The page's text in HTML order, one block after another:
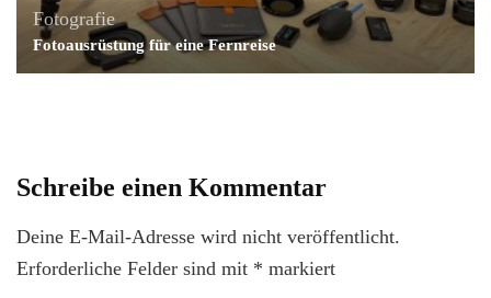
Fotografie
Fotoausrüstung für eine Fernreise
Schreibe einen Kommentar
Deine E-Mail-Adresse wird nicht veröffentlicht.
Erforderliche Felder sind mit * markiert